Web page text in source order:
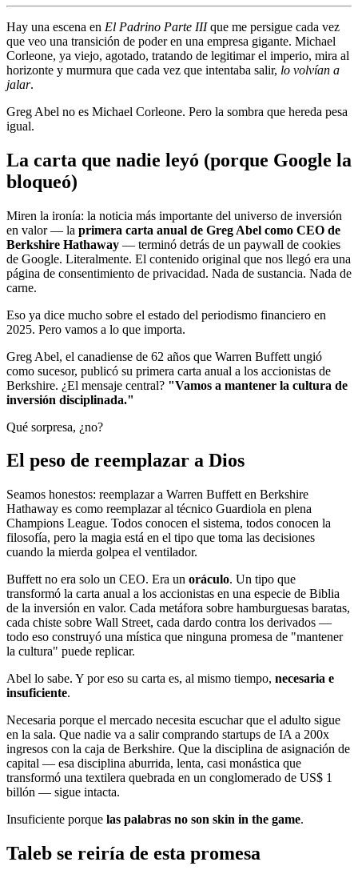
Hay una escena en El Padrino Parte IIIque me persigue cada vez
que veo una transición de poder en una empresa gigante. Michael
Corleone, ya viejo, agotado, tratando de legitimar el imperio, mira al
horizonte y murmura que cada vez que intentaba salir, lo volvían a
jalar.
Greg Abel no es Michael Corleone. Pero la sombra que hereda pesa
igual.
La carta que nadie leyó (porque Google la
bloqueó)
Miren la ironía: la noticia más importante del universo de inversión
en valor — la primera carta anual de Greg Abel como CEO de
Berkshire Hathaway — terminó detrás de un paywall de cookies
de Google. Literalmente. El contenido original que nos llegó era una
página de consentimiento de privacidad. Nada de sustancia. Nada de
carne.
Eso ya dice mucho sobre el estado del periodismo financiero en
2025. Pero vamos a lo que importa.
Greg Abel, el canadiense de 62 años que Warren Buffett ungió
como sucesor, publicó su primera carta anual a los accionistas de
Berkshire. ¿El mensaje central? "Vamos a mantener la cultura de
inversión disciplinada."
Qué sorpresa, ¿no?
El peso de reemplazar a Dios
Seamos honestos: reemplazar a Warren Buffett en Berkshire
Hathaway es como reemplazar al técnico Guardiola en plena
Champions League. Todos conocen el sistema, todos conocen la
filosofía, pero la magia está en el tipo que toma las decisiones
cuando la mierda golpea el ventilador.
Buffett no era solo un CEO. Era un oráculo. Un tipo que
transformó la carta anual a los accionistas en una especie de Biblia
de la inversión en valor. Cada metáfora sobre hamburguesas baratas,
cada chiste sobre Wall Street, cada dardo contra los derivados —
todo eso construyó una mística que ninguna promesa de "mantener
la cultura" puede replicar.
Abel lo sabe. Y por eso su carta es, al mismo tiempo, necesaria e
insuficiente.
Necesaria porque el mercado necesita escuchar que el adulto sigue
en la sala. Que nadie va a salir comprando startups de IA a 200x
ingresos con la caja de Berkshire. Que la disciplina de asignación de
capital — esa disciplina aburrida, lenta, casi monástica que
transformó una textilera quebrada en un conglomerado de US$ 1
billón — sigue intacta.
Insuficiente porque las palabras no son skin in the game.
Taleb se reiría de esta promesa